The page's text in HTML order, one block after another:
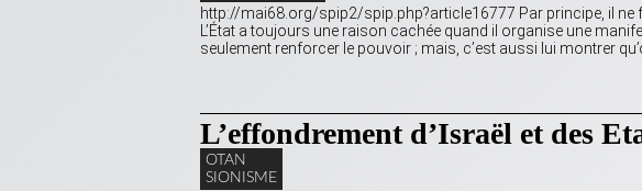
http://mai68.org/spip2/spip.php?article16777 Par principe, il ne
L’État a toujours une raison cachée quand il organise une
seulement renforcer le pouvoir ; mais, c’est aussi lui montrer
L’effondrement d’Israël et des
OTAN
SIONISME